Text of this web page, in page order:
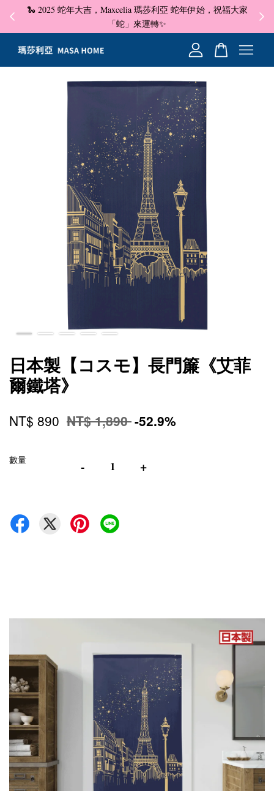
🐍 2025 蛇年大吉，Maxcelia 瑪莎利亞 蛇年伊始，祝福大家
「蛇」來運轉✨
✦
日本製【コスモ】長門簾《艾菲
爾鐵塔》
NT$ 890 NT$ 1,890-52.9%
數量 - +
您的購物車目前還是空的。